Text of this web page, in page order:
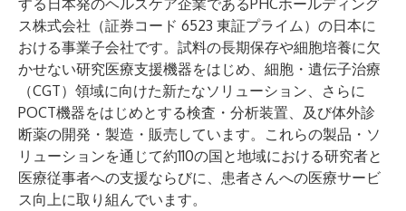
する日本発のヘルスケア企業であるPHCホールディング
ス株式会社（証券コード 6523 東証プライム）の日本に
おける事業子会社です。試料の長期保存や細胞培養に欠
かせない研究医療支援機器をはじめ、細胞・遺伝子治療
（CGT）領域に向けた新たなソリューション、さらに
POCT機器をはじめとする検査・分析装置、及び体外診
断薬の開発・製造・販売しています。これらの製品・ソ
リューションを通じて約110の国と地域における研究者と
医療従事者への支援ならびに、患者さんへの医療サービ
ス向上に取り組んでいます。